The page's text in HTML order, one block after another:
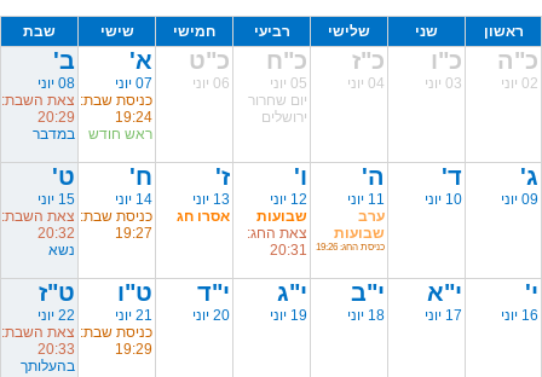
ראשון שני שלישי רביעי חמישי שישי שבת
כ"ה
02 יוני
כ"ו
03 יוני
כ"ז
04 יוני
כ"ח
05 יוני
יום שחרור
ירושלים
כ"ט
06 יוני
א'
07 יוני
כניסת שבת:
19:24
ראש חודש
ב'
08 יוני
צאת השבת:
20:29
במדבר
ג'
09 יוני
ד'
10 יוני
ה'
11 יוני
ערב
שבועות
כניסת החג: 19:26
ו'
12 יוני
שבועות
צאת החג:
20:31
ז'
13 יוני
אסרו חג
ח'
14 יוני
כניסת שבת:
19:27
ט'
15 יוני
צאת השבת:
20:32
נשא
י'
16 יוני
י"א
17 יוני
י"ב
18 יוני
י"ג
19 יוני
י"ד
20 יוני
ט"ו
21 יוני
כניסת שבת:
19:29
ט"ז
22 יוני
צאת השבת:
20:33
בהעלותך